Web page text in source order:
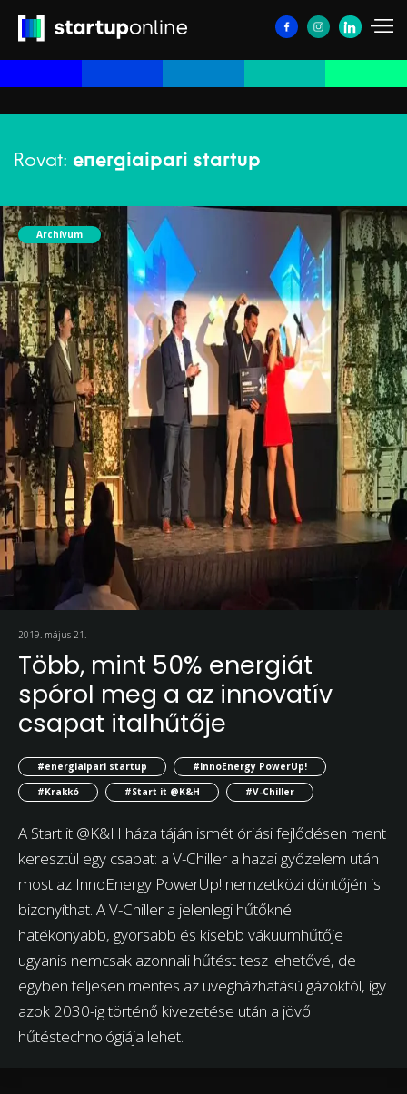
Rovat: energiaipari startup
Archívum
2019. május 21.
Több, mint 50% energiát
spórol meg a az innovatív
csapat italhűtője
#energiaipari startup
#InnoEnergy PowerUp!
#Krakkó
#Start it @K&H #V-Chiller
A Start it @K&H háza táján ismét óriási fejlődésen ment
keresztül egy csapat: a V-Chiller a hazai győzelem után
most az InnoEnergy PowerUp! nemzetközi döntőjén is
bizonyíthat. A V-Chiller a jelenlegi hűtőknél
hatékonyabb, gyorsabb és kisebb vákuumhűtője
ugyanis nemcsak azonnali hűtést tesz lehetővé, de
egyben teljesen mentes az üvegházhatású gázoktól, így
azok 2030-ig történő kivezetése után a jövő
hűtéstechnológiája lehet.